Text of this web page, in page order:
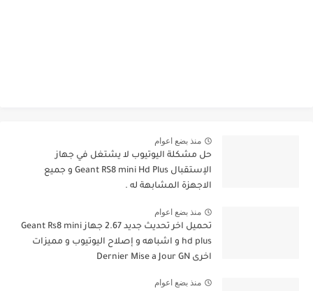
منذ بضع اعوام
حل مشكلة اليوتيوب لا يشتغل في جهاز
الإستقبال Geant RS8 mini Hd Plus و جميع
الاجهزة المشابهة له .
منذ بضع اعوام
تحميل اخر تحديث جديد 2.67 جهاز Geant Rs8 mini
hd plus و اشباهه و إصلاح اليوتيوب و مميزات
اخرى Dernier Mise a Jour GN
منذ بضع اعوام